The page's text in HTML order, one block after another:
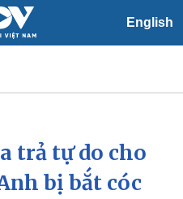
English
Xã hội
Tin 24h
Dự báo thời tiết
trả tự do cho
bị bắt cóc